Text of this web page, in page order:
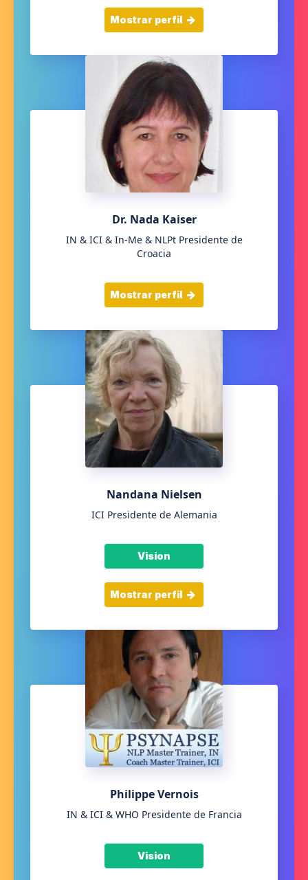
Mostrar perfil
Dr. Nada Kaiser
IN & ICI & In-Me & NLPt Presidente de
Croacia
Mostrar perfil
Nandana Nielsen
ICI Presidente de Alemania
Vision
Mostrar perfil
Philippe Vernois
IN & ICI & WHO Presidente de Francia
Vision